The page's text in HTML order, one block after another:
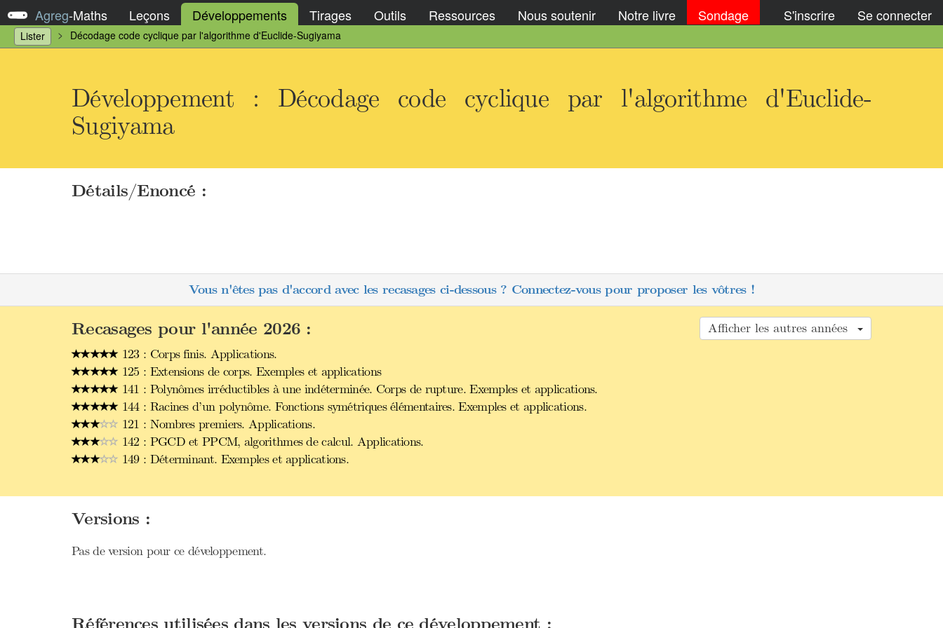
Agreg-Maths Leçons Développements Tirages Outils Ressources Nous soutenir Notre livre Sondage S'inscrire Se connecter
Lister Décodage code cyclique par l'algorithme d'Euclide-Sugiyama
Développement : Décodage code cyclique par l'algorithme d'Euclide-
Sugiyama
Détails/Enoncé :
Vous n'êtes pas d'accord avec les recasages ci-dessous ? Connectez-vous pour proposer les vôtres !
Afficher les autres années
Recasages pour l'année 2026 :
123 : Corps finis. Applications.
125 : Extensions de corps. Exemples et applications
141 : Polynômes irréductibles à une indéterminée. Corps de rupture. Exemples et applications.
144 : Racines d’un polynôme. Fonctions symétriques élémentaires. Exemples et applications.
121 : Nombres premiers. Applications.
142 : PGCD et PPCM, algorithmes de calcul. Applications.
149 : Déterminant. Exemples et applications.
Versions :
Pas de version pour ce développement.